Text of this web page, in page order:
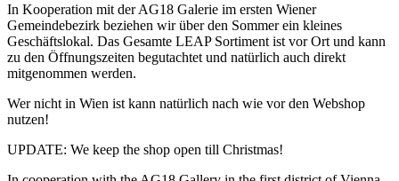
In Kooperation mit der AG18 Galerie im ersten Wiener
Gemeindebezirk beziehen wir über den Sommer ein kleines
Geschäftslokal. Das Gesamte LEAP Sortiment ist vor Ort und kann
zu den Öffnungszeiten begutachtet und natürlich auch direkt
mitgenommen werden.
Wer nicht in Wien ist kann natürlich nach wie vor den Webshop
nutzen!
UPDATE: We keep the shop open till Christmas!